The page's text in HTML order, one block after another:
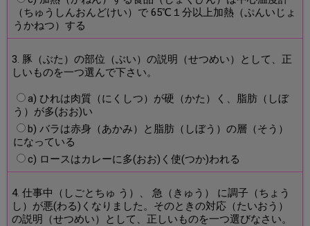
（ちゅうしんおんどけい）で 65℃１分以上加熱（ぷんいじょ
うかねつ）する
3. 豚（ぶた）の部位（ぶい）の説明（せつめい）として、正
しいものを一つ選んで下さい。
a) ひれは肉質（にくしつ）が硬（かた）く、脂肪（しぼ
う）が多(おお)い
b) バラは赤身（あかみ）と脂肪（しぼう）の層（そう）
になっている
c) ロースはカレーに多(おお)く使(つか)われる
4. 仕事中（しごとちゅ う）、 急（きゅう） に調子（ちょう
し）が悪(わる)くなりました。そのときの対応（たいおう）
の説明（せつめい）として、正しいものを一つ選びなさい。